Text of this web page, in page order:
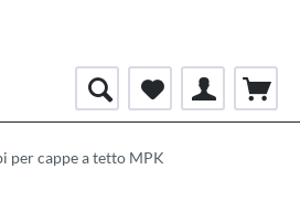
per cappe a tetto MPK